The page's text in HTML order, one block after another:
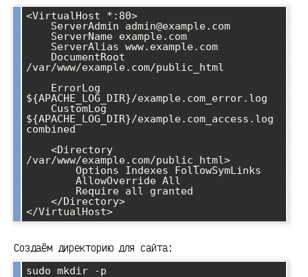
<VirtualHost *:80>
/var/www/example.com/public_html
${APACHE_LOG_DIR}/example.com_error.log
${APACHE_LOG_DIR}/example.com_access.log
combined
/var/www/example.com/public_html>
</VirtualHost>
Создаём директорию для сайта:
sudo mkdir -p